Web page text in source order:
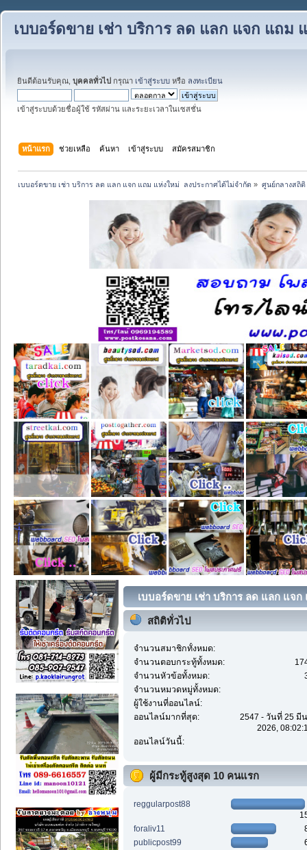
เบบอร์ดขาย เช่า บริการ ลด แลก แจก แถม
ยินดีต้อนรับคุณ, บุคคลทั่วไป กรุณา เข้าสู่ระบบ หรือ ลงทะเบียน
เข้าสู่ระบบด้วยชื่อผู้ใช้ รหัสผ่าน และระยะเวลาในเซสชั่น
หน้าแรก ช่วยเหลือ ค้นหา เข้าสู่ระบบ สมัครสมาชิก
เบบอร์ดขาย เช่า บริการ ลด แลก แจก แถม แห่งใหม่  ลงประกาศได้ไม่จำกัด » ศูนย์กลางสถิติ
เบบอร์ดขาย เช่า บริการ ลด แลก แจ
สถิติทั่วไป
จำนวนสมาชิกทั้งหมด:
จำนวนตอบกระทู้ทั้งหมด:
จำนวนหัวข้อทั้งหมด:
จำนวนหมวดหมู่ทั้งหมด:
ผู้ใช้งานที่ออนไลน์:
ออนไลน์มากที่สุด:
2547 - วันที่ 25 มี
2026,
ออนไลน์วันนี้:
ผู้มีกระทู้สูงสุด 10 คนแรก
reggularpost88
foraliv11
publicpost99